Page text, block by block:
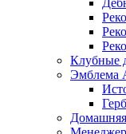
Клубные
Эмблема